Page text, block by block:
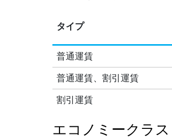
タイプ
普通運賃
普通運賃、割引運賃
割引運賃
エコノミークラス